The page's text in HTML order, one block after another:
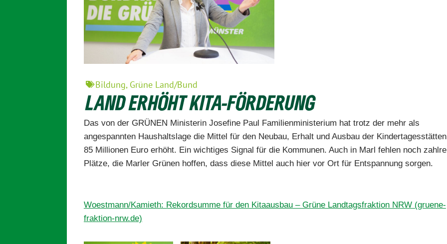
Bildung, Grüne Land/Bund
LAND ERHÖHT KITA-FÖRDERUNG
Das von der GRÜNEN Ministerin Josefine Paul Familienministerium hat trotz der mehr als
angespannten Haushaltslage die Mittel für den Neubau, Erhalt und Ausbau der
85 Millionen Euro erhöht. Ein wichtiges Signal für die Kommunen. Auch in Marl fehlen noch
Plätze, die Marler Grünen hoffen, dass diese Mittel auch hier vor Ort für Entspannung sorgen.
Woestmann/Kamieth: Rekordsumme für den Kitaausbau – Grüne Landtagsfraktion NRW (gruene-
fraktion-nrw.de)